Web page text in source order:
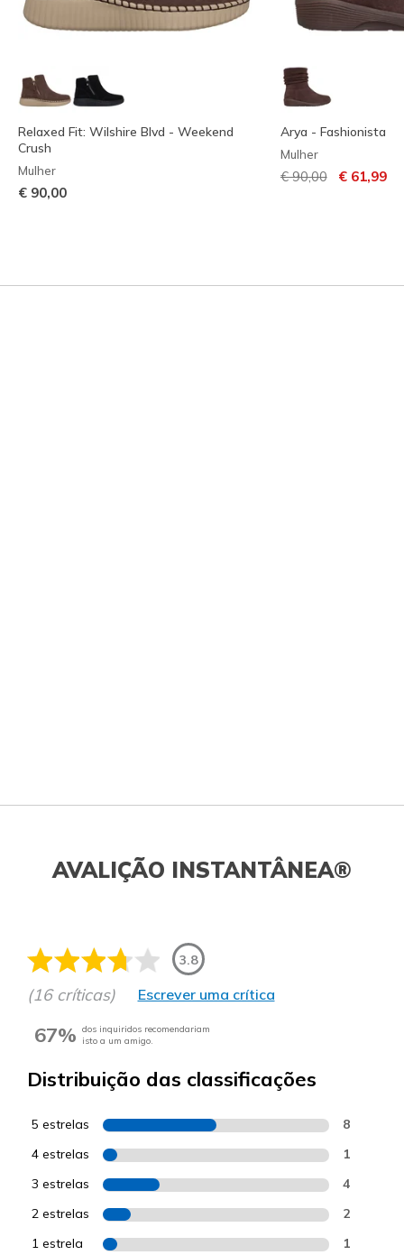
Relaxed Fit: Wilshire Blvd - Weekend
Crush
Mulher
€ 90,00
Arya - Fashionista
Mulher
Preço com
€ 90,00para
€ 61,99
AVALIÇÃO INSTANTÂNEA®
3.8
(16 críticas) Escrever uma crítica
67% dos inquiridos recomendariam
isto a um amigo.
Distribuição das classificações
5 estrelas 8
4 estrelas 1
3 estrelas 4
2 estrelas 2
1 estrela 1